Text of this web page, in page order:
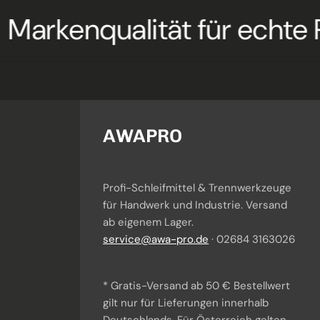
für echte Profis
AWAPRO
Profi-Schleifmittel & Trennwerkzeuge
für Handwerk und Industrie. Versand
ab eigenem Lager.
service@awa-pro.de · 02684 3163026
* Gratis-Versand ab 50 € Bestellwert
gilt nur für Lieferungen innerhalb
· KI-Berater
Ich helfe dir bei Produktauswahl & Anwendung.